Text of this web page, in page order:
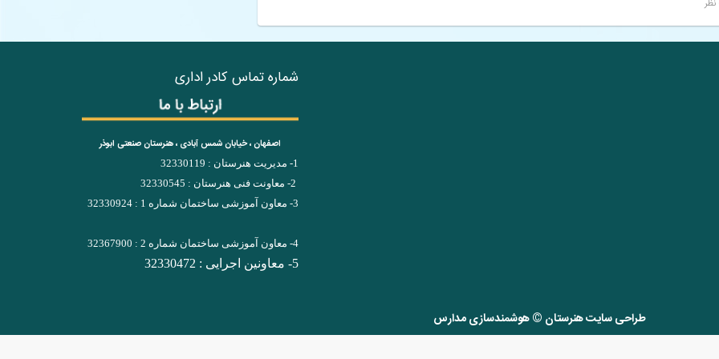
شماره تماس کادر اداری
اصفهان ، خیابان شمس آبادی ، هنرستان صنعتی ابوذر
1- مدیریت هنرستان : 32330119
2- معاونت فنی هنرستان : 32330545
4- معاون آموزشی ساختمان شماره 2 : 32367900
5- معاونین اجرایی : 32330472
طراحی سایت هنرستان ©هوشمندسازی مدارس